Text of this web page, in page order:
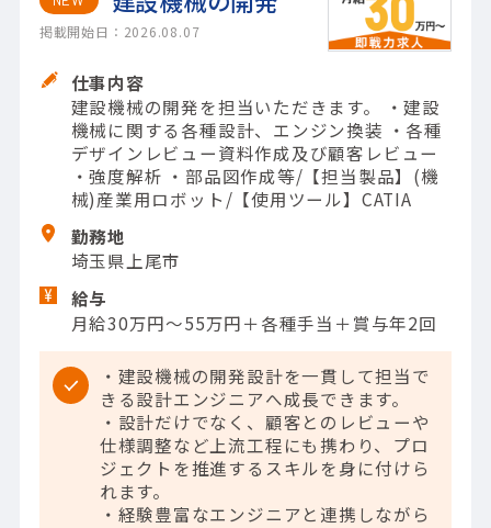
掲載開始日：2026.08.07
仕事内容
建設機械の開発を担当いただきます。 ・建設
機械に関する各種設計、エンジン換装 ・各種
デザインレビュー資料作成及び顧客レビュー
・強度解析 ・部品図作成等/【担当製品】(機
械)産業用ロボット/【使用ツール】CATIA
勤務地
埼玉県上尾市
給与
月給30万円～55万円＋各種手当＋賞与年2回
・建設機械の開発設計を一貫して担当で
きる設計エンジニアへ成長できます。
・設計だけでなく、顧客とのレビューや
仕様調整など上流工程にも携わり、プロ
ジェクトを推進するスキルを身に付けら
れます。
・経験豊富なエンジニアと連携しながら